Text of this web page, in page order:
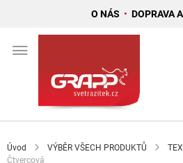
O NÁS • DOPRAVA
Úvod VÝBĚR VŠECH PRODUKTŮ
Čtvercová